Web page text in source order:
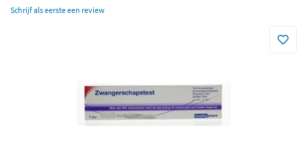
Schrijf als eerste een review